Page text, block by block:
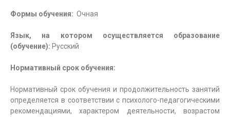
Формы обучения: Очная
Язык, на котором осуществляется образование
(обучение): Русский
Нормативный срок обучения:
Нормативный срок обучения и продолжительность занятий
определяется в соответствии с психолого-педагогическими
рекомендациями, характером деятельности, возрастом